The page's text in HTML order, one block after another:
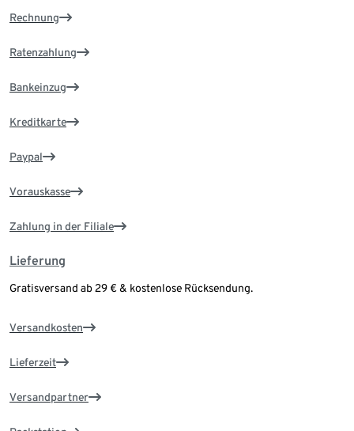
Rechnung
Ratenzahlung
Bankeinzug
Kreditkarte
Paypal
Vorauskasse
Zahlung in der Filiale
Lieferung
Gratisversand ab 29 € & kostenlose Rücksendung.
Versandkosten
Lieferzeit
Versandpartner